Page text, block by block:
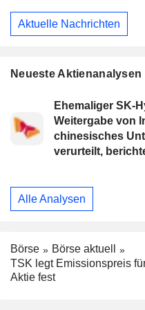
Aktuelle Nachrichten
Neueste Aktienanalysen
Ehemaliger SK-
Weitergabe von
chinesisches
verurteilt,
Alle Analysen
Börse
Börse aktuell
TSK legt Emissionspreis
Aktie fest